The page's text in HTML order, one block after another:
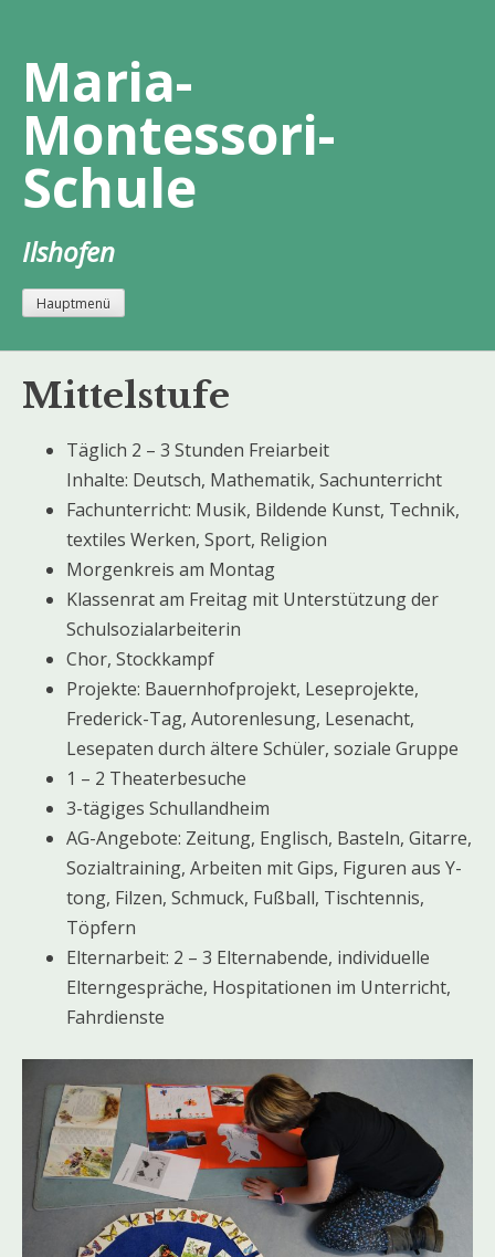
springen
Maria-
Montessori-
Schule
Ilshofen
Hauptmenü
Mittelstufe
Täglich 2 – 3 Stunden Freiarbeit
Inhalte: Deutsch, Mathematik, Sachunterricht
Fachunterricht: Musik, Bildende Kunst, Technik,
textiles Werken, Sport, Religion
Morgenkreis am Montag
Klassenrat am Freitag mit Unterstützung der
Schulsozialarbeiterin
Chor, Stockkampf
Projekte: Bauernhofprojekt, Leseprojekte,
Frederick-Tag, Autorenlesung, Lesenacht,
Lesepaten durch ältere Schüler, soziale Gruppe
1 – 2 Theaterbesuche
3-tägiges Schullandheim
AG-Angebote: Zeitung, Englisch, Basteln, Gitarre,
Sozialtraining, Arbeiten mit Gips, Figuren aus Y-
tong, Filzen, Schmuck, Fußball, Tischtennis,
Töpfern
Elternarbeit: 2 – 3 Elternabende, individuelle
Elterngespräche, Hospitationen im Unterricht,
Fahrdienste